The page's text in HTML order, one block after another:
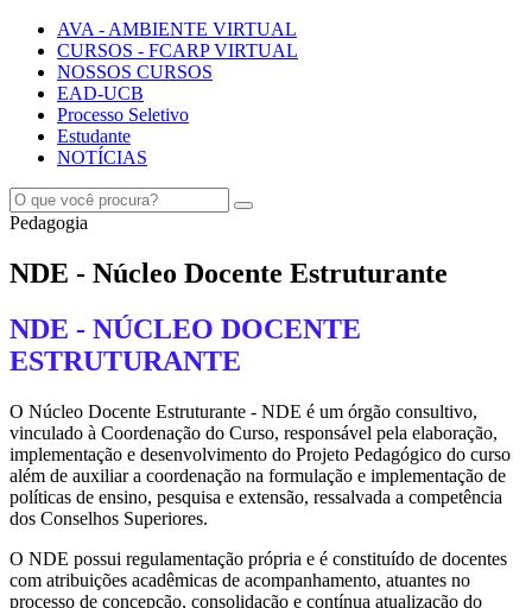
AVA - AMBIENTE VIRTUAL
CURSOS - FCARP VIRTUAL
NOSSOS CURSOS
EAD-UCB
Processo Seletivo
Estudante
NOTÍCIAS
Pedagogia
NDE - Núcleo Docente Estruturante
NDE - NÚCLEO DOCENTE
ESTRUTURANTE
O Núcleo Docente Estruturante - NDE é um órgão consultivo,
vinculado à Coordenação do Curso, responsável pela elaboração,
implementação e desenvolvimento do Projeto Pedagógico do curso
além de auxiliar a coordenação na formulação e implementação de
políticas de ensino, pesquisa e extensão, ressalvada a competência
dos Conselhos Superiores.
O NDE possui regulamentação própria e é constituído de docentes
com atribuições acadêmicas de acompanhamento, atuantes no
processo de concepção, consolidação e contínua atualização do